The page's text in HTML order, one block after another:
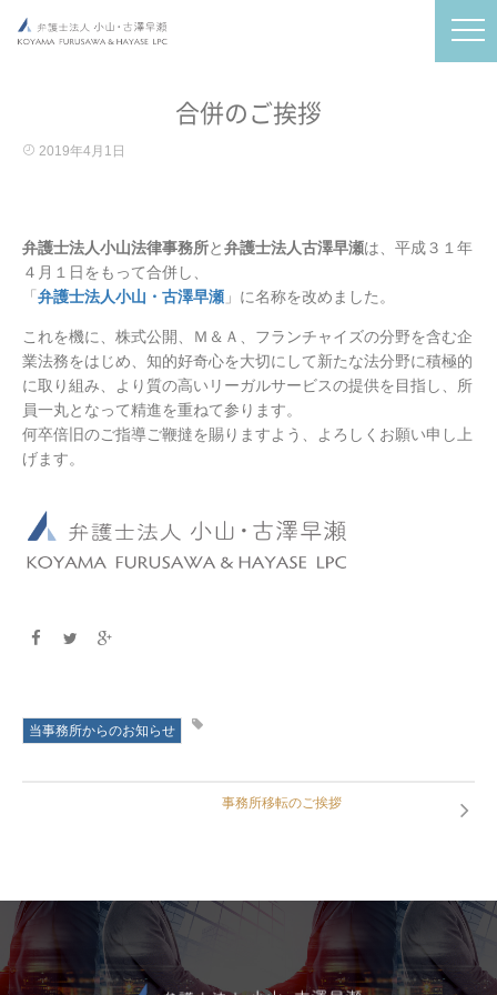
合併のご挨拶
2019年4月1日
弁護士法人小山法律事務所と弁護士法人古澤早瀬は、平成３１年
４月１日をもって合併し、
「 弁護士法人小山・古澤早瀬 」に名称を改めました。
これを機に、株式公開、Ｍ＆Ａ、フランチャイズの分野を含む企
業法務をはじめ、知的好奇心を大切にして新たな法分野に積極的
に取り組み、より質の高いリーガルサービスの提供を目指し、所
員一丸となって精進を重ねて参ります。
何卒倍旧のご指導ご鞭撻を賜りますよう、よろしくお願い申し上
げます。
当事務所からのお知らせ
事務所移転のご挨拶